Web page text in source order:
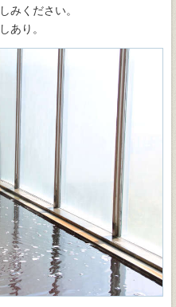
みください。
あり。